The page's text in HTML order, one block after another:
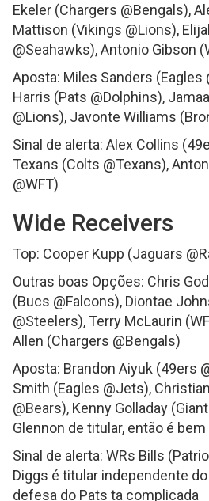
Ekeler (Chargers @Bengals),
Mattison (Vikings @Lions),
@Seahawks), Antonio Gibson
Aposta: Miles Sanders (Eagles
Harris (Pats @Dolphins),
@Lions), Javonte Williams
Sinal de alerta: Alex Collins
Texans (Colts @Texans),
@WFT)
Wide Receivers
Top: Cooper Kupp (Jaguars
Outras boas Opções: Chris
(Bucs @Falcons), Diontae
@Steelers), Terry McLaurin
Allen (Chargers @Bengals)
Aposta: Brandon Aiyuk (49ers
Smith (Eagles @Jets),
@Bears), Kenny Golladay
Glennon de titular, então é
Sinal de alerta: WRs Bills
Diggs é titular independente
defesa do Pats ta complicada